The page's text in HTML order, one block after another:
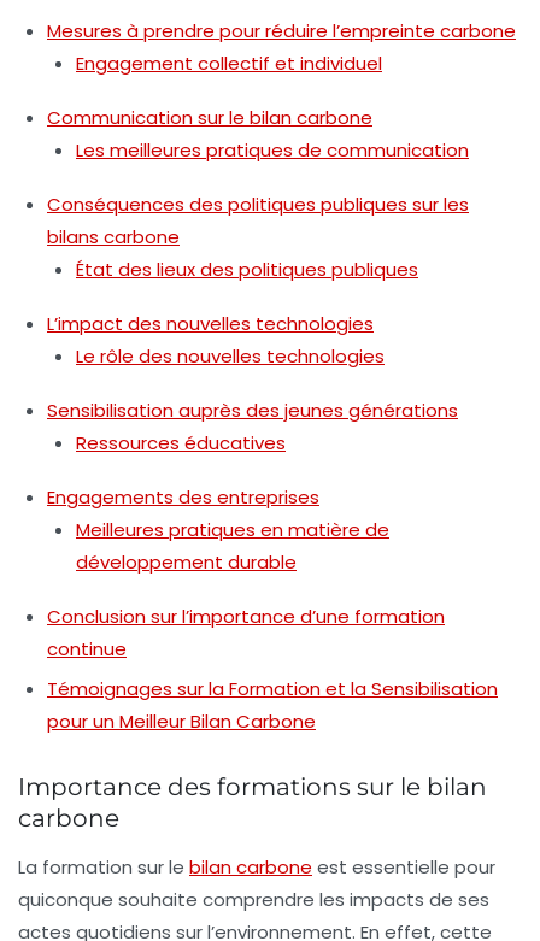
Mesures à prendre pour réduire l’empreinte carbone
Engagement collectif et individuel
Communication sur le bilan carbone
Les meilleures pratiques de communication
Conséquences des politiques publiques sur les
bilans carbone
État des lieux des politiques publiques
L’impact des nouvelles technologies
Le rôle des nouvelles technologies
Sensibilisation auprès des jeunes générations
Ressources éducatives
Engagements des entreprises
Meilleures pratiques en matière de
développement durable
Conclusion sur l’importance d’une formation
continue
Témoignages sur la Formation et la Sensibilisation
pour un Meilleur Bilan Carbone
Importance des formations sur le bilan
carbone
La formation sur le bilan carbone est essentielle pour
quiconque souhaite comprendre les impacts de ses
actes quotidiens sur l’environnement. En effet, cette